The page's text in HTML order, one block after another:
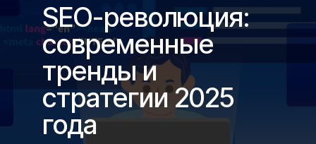
SEO-революция:
современные
тренды и
стратегии 2025
года